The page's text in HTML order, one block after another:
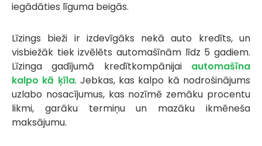
iegādāties līguma beigās.
Līzings bieži ir izdevīgāks nekā auto kredīts, un
visbiežāk tiek izvēlēts automašīnām līdz 5 gadiem.
Līzinga gadījumā kredītkompānijai automašīna
kalpo kā ķīla. Jebkas, kas kalpo kā nodrošinājums
uzlabo nosacījumus, kas nozīmē zemāku procentu
likmi, garāku termiņu un mazāku ikmēneša
maksājumu.